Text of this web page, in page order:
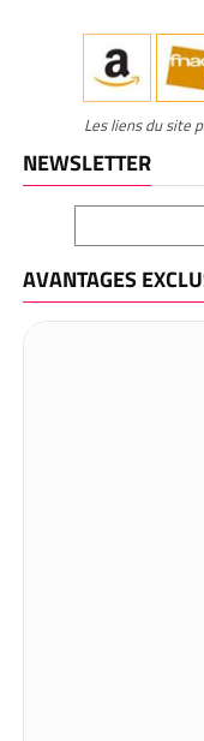
Les liens du site
NEWSLETTER
AVANTAGES